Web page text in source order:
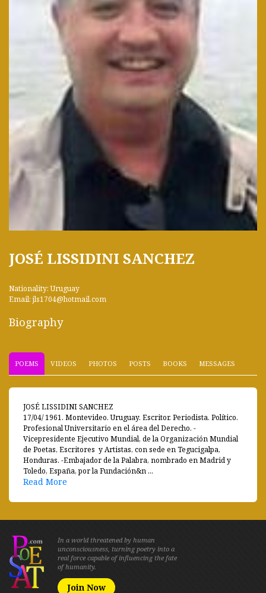
JOSÉ LISSIDINI SANCHEZ
Nationality: Uruguay
Email: jls1704@hotmail.com
Biography
POEMS VIDEOS PHOTOS POSTS BOOKS MESSAGES
JOSÉ LISSIDINI SANCHEZ
17/04/ 1961. Montevideo. Uruguay. Escritor. Periodista. Político.
Profesional Universitario en el área del Derecho. -
Vicepresidente Ejecutivo Mundial, de la Organización Mundial
de Poetas, Escritores y Artistas, con sede en Tegucigalpa,
Honduras. -Embajador de la Palabra, nombrado en Madrid y
Toledo, España, por la Fundación&n ...
Read More
In a world threatened by human
unconsciousness, turning poetry into a
real force capable of influencing the fate
of humanity.
Join Now